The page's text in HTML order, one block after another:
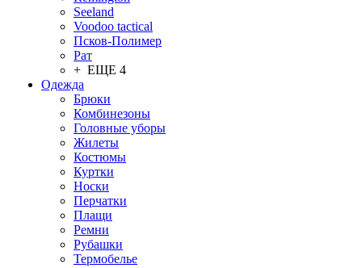
Seeland
Voodoo tactical
Псков-Полимер
Рат
+ ЕЩЕ 4
Одежда
Брюки
Комбинезоны
Головные уборы
Жилеты
Костюмы
Куртки
Носки
Перчатки
Плащи
Ремни
Рубашки
Термобелье